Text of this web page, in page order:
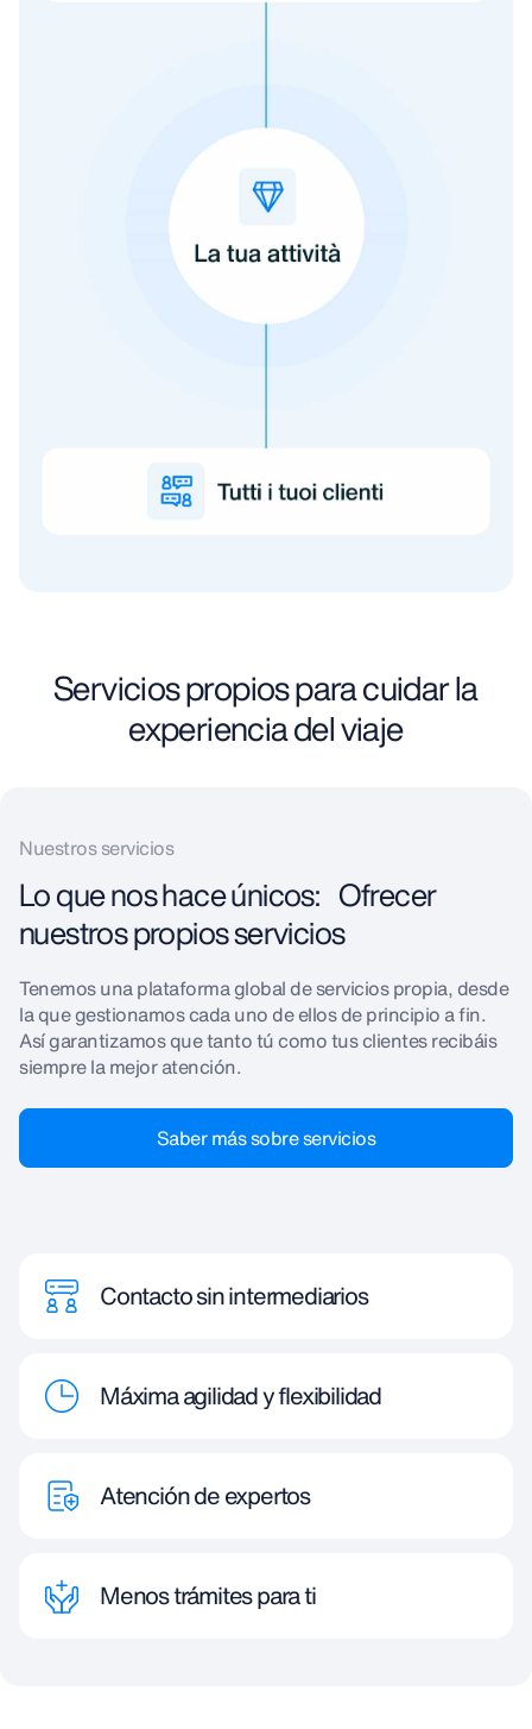
Servicios propios para cuidar la
experiencia del viaje
Nuestros servicios
Lo que nos hace únicos: Ofrecer
nuestros propios servicios
Tenemos una plataforma global de servicios propia, desde
la que gestionamos cada uno de ellos de principio a fin.
Así garantizamos que tanto tú como tus clientes recibáis
siempre la mejor atención.
Saber más sobre servicios
Contacto sin intermediarios
Máxima agilidad y flexibilidad
Atención de expertos
Menos trámites para ti